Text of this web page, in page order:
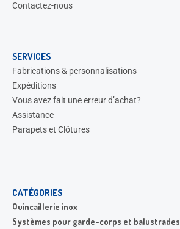
Contactez-nous
SERVICES
Fabrications & personnalisations
Expéditions
Vous avez fait une erreur d’achat?
Assistance
Parapets et Clôtures
CATÉGORIES
Quincaillerie inox
Systèmes pour garde-corps et balustrades